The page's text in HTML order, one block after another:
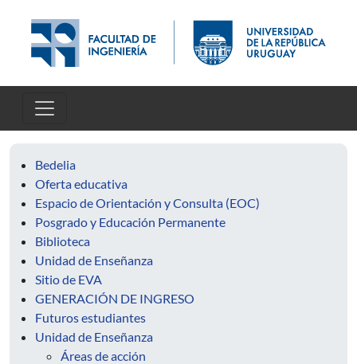
Bedelia
Oferta educativa
Espacio de Orientación y Consulta (EOC)
Posgrado y Educación Permanente
Biblioteca
Unidad de Enseñanza
Sitio de EVA
GENERACIÓN DE INGRESO
Futuros estudiantes
Unidad de Enseñanza
Áreas de acción